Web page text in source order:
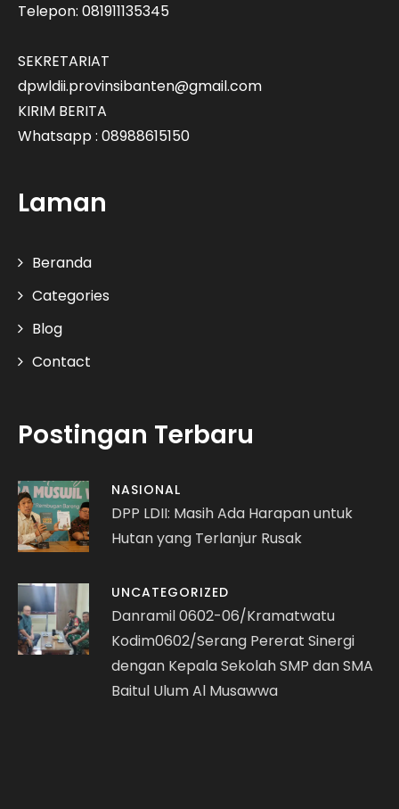
Telepon: 081911135345
SEKRETARIAT
dpwldii.provinsibanten@gmail.com
KIRIM BERITA
Whatsapp : 08988615150
Laman
Beranda
Categories
Blog
Contact
Postingan Terbaru
NASIONAL
DPP LDII: Masih Ada Harapan untuk
Hutan yang Terlanjur Rusak
UNCATEGORIZED
Danramil 0602-06/Kramatwatu
Kodim0602/Serang Pererat Sinergi
dengan Kepala Sekolah SMP dan SMA
Baitul Ulum Al Musawwa